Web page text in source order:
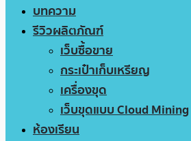
บทความ
รีวิวผลิตภัณฑ์
เว็บซื้อขาย
กระเป๋าเก็บเหรียญ
เครื่องขุด
เว็บขุดแบบ Cloud Mining
ห้องเรียน